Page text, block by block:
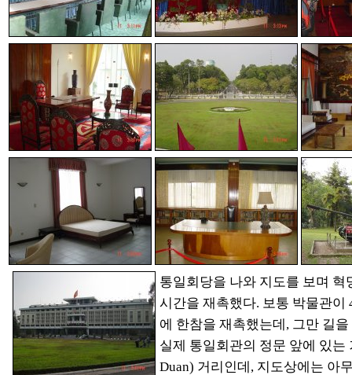
통일회당을 나와 지도를 보며 혁
시간을 재촉했다. 보통 박물관이
에 한참을 재촉했는데, 그만 길
실제 통일회관의 정문 앞에 있는
Duan) 거리인데, 지도상에는 아